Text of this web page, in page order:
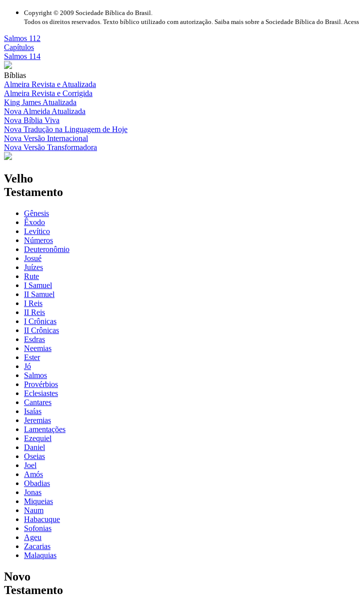
Copyright © 2009 Sociedade Bíblica do Brasil.
Todos os direitos reservados. Texto bíblico utilizado com autorização. Saiba mais sobre a Sociedade Bíblica do Brasil.
Salmos 112
Capítulos
Salmos 114
Bíblias
Almeira Revista e Atualizada
Almeira Revista e Corrigida
King James Atualizada
Nova Almeida Atualizada
Nova Bíblia Viva
Nova Tradução na Linguagem de Hoje
Nova Versão Internacional
Nova Versão Transformadora
Velho
Testamento
Gênesis
Êxodo
Levítico
Números
Deuteronômio
Josué
Juízes
Rute
I Samuel
II Samuel
I Reis
II Reis
I Crônicas
II Crônicas
Esdras
Neemias
Ester
Jó
Salmos
Provérbios
Eclesiastes
Cantares
Isaías
Jeremias
Lamentações
Ezequiel
Daniel
Oseias
Joel
Amós
Obadias
Jonas
Miqueias
Naum
Habacuque
Sofonias
Ageu
Zacarias
Malaquias
Novo
Testamento